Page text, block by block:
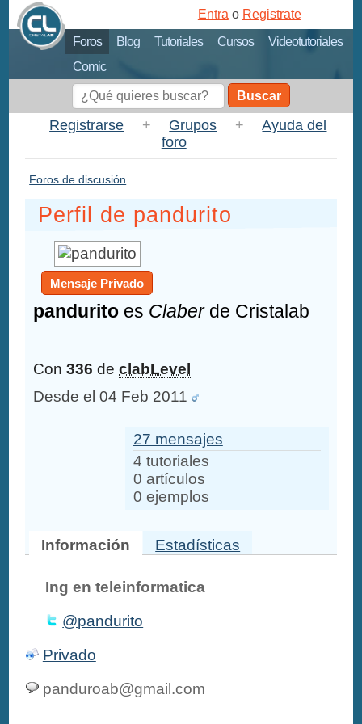
Foros Blog Tutoriales Cursos
Videotutoriales
Comic
Entra o Registrate
Buscar
Registrarse + Grupos +
Ayuda del
foro
Foros de discusión
Perfil de pandurito
Mensaje Privado
pandurito es Claberde Cristalab
Con336 declabLevel
Desde el 04 Feb 2011
27 mensajes
4 tutoriales
0 artículos
0 ejemplos
Información Estadísticas
Ing en teleinformatica
@pandurito
Privado
panduroab@gmail.com